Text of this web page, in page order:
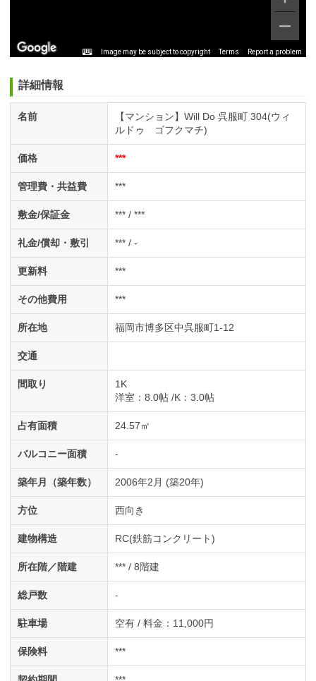
Image may be subject to copyright Terms Report a problem
詳細情報
名前
【マンション】Will Do 呉服町 304(ウィ
ルドゥ ゴフクマチ)
価格 ***
管理費・共益費 ***
敷金/保証金 *** / ***
礼金/償却・敷引 *** / -
更新料 ***
その他費用 ***
所在地 福岡市博多区中呉服町1-12
交通
間取り
1K
洋室 ：8.0帖 K ：3.0帖
占有面積 24.57㎡
バルコニー面積 -
築年月（築年数） 2006年2月 (築20年)
方位 西向き
建物構造 RC(鉄筋コンクリート)
所在階／階建 *** / 8階建
総戸数 -
駐車場 空有 / 料金：11,000円
保険料 ***